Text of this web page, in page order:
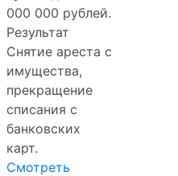
000 000 рублей.
Результат
Снятие ареста с
имущества,
прекращение
списания с
банковских
карт.
Смотреть